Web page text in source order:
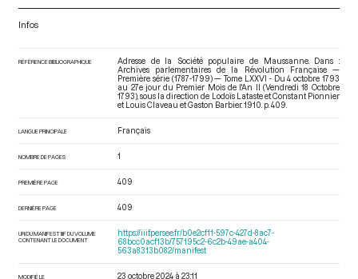
Infos
RÉFÉRENCE BIBLIOGRAPHIQUE
Adresse de la Société populaire de Maussanne. Dans :
Archives parlementaires de la Révolution Française —
Première série (1787-1799) — Tome LXXVI - Du 4 octobre 1793
au 27e jour du Premier Mois de l'An II (Vendredi 18 Octobre
1793) , sous la direction de Lodoïs Lataste et Constant Pionnier
et Louis Claveau et Gaston Barbier. 1910. p. 409.
LANGUE PRINCIPALE Français
NOMBRE DE PAGES 1
PREMIÈRE PAGE 409
DERNIÈRE PAGE 409
URI DU MANIFEST IIIF DU VOLUME
CONTENANT LE DOCUMENT
https://iiif.persee.fr/b0e2cf11-597c-427d-8ac7-
68bcc0acf13b/757195c2-6c2b-49ae-a404-
563a8313b082/manifest
MODIFIÉ LE 23 octobre 2024 à 23:11